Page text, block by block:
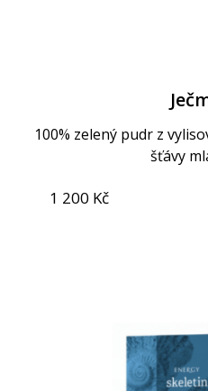
100% zelený pudr z
šťávy
1 200 Kč